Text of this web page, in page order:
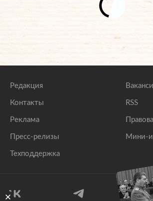
Редакция
Контакты
Реклама
Пресс-релизы
Техподдержка
RSS
Мини-